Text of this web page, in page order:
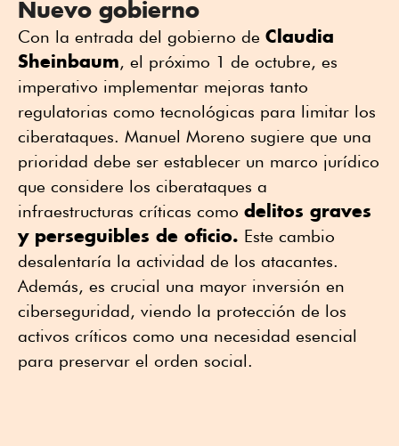
Nuevo gobierno
Con la entrada del gobierno de Claudia
Sheinbaum, el próximo 1 de octubre, es
imperativo implementar mejoras tanto
regulatorias como tecnológicas para limitar los
ciberataques. Manuel Moreno sugiere que una
prioridad debe ser establecer un marco jurídico
que considere los ciberataques a
infraestructuras críticas como delitos graves
y perseguibles de oficio. Este cambio
desalentaría la actividad de los atacantes.
Además, es crucial una mayor inversión en
ciberseguridad, viendo la protección de los
activos críticos como una necesidad esencial
para preservar el orden social.